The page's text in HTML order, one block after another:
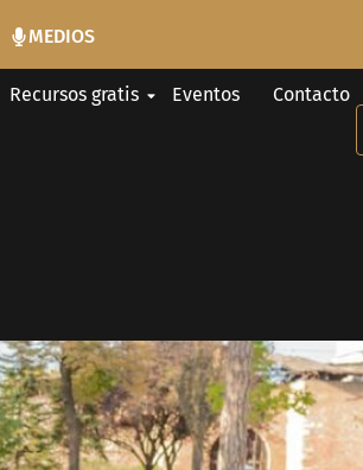
MEDIOS
Recursos gratis Eventos Contacto